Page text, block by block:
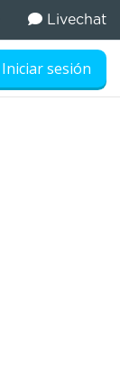
Livechat
Iniciar sesión